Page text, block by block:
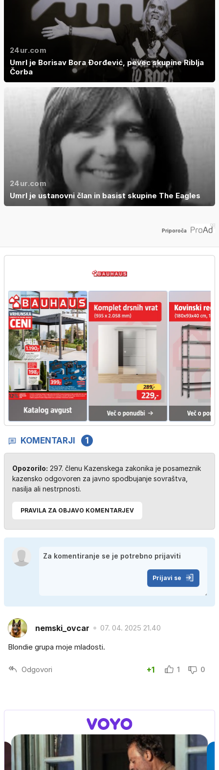
24ur.com
Umrl je Borisav Bora Đorđević, pevec skupine Riblja
Čorba
24ur.com
Umrl je ustanovni član in basist skupine The Eagles
Priporoča
KOMENTARJI 1
Opozorilo: 297. členu Kazenskega zakonika je posameznik
kazensko odgovoren za javno spodbujanje sovraštva,
nasilja ali nestrpnosti.
PRAVILA ZA OBJAVO KOMENTARJEV
Prijavi se
nemski_ovcar 07. 04. 2025 21.40
Blondie grupa moje mladosti.
Odgovori +1 1 0